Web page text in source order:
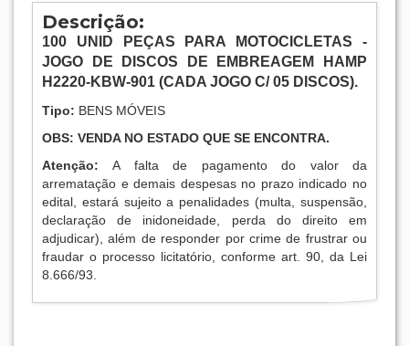
Descrição:
100 UNID PEÇAS PARA MOTOCICLETAS -
JOGO DE DISCOS DE EMBREAGEM HAMP
H2220-KBW-901 (CADA JOGO C/ 05 DISCOS).
Tipo: BENS MÓVEIS
OBS: VENDA NO ESTADO QUE SE ENCONTRA.
Atenção:A falta de pagamento do valor da
arrematação e demais despesas no prazo indicado no
edital, estará sujeito a penalidades (multa, suspensão,
declaração de inidoneidade, perda do direito em
adjudicar), além de responder por crime de frustrar ou
fraudar o processo licitatório, conforme art. 90, da Lei
8.666/93.